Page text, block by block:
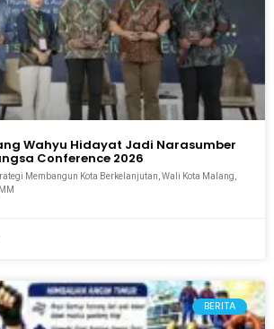
Wahyu Hidayat Jadi Narasumber
Conference 2026
Membangun Kota Berkelanjutan, Wali Kota Malang,
BERITA